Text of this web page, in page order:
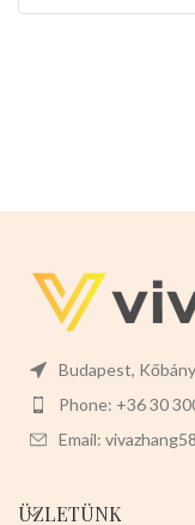
6,4x6,8x12cm
Budapest,
Phone: +36 30
Email:
ÜZLETÜNK